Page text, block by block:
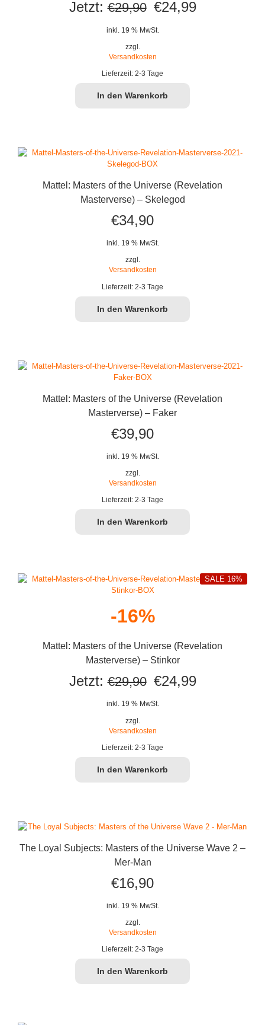
Jetzt: €29,90 Ursprünglicher
Preis
€29,90
€24,99Aktueller
inkl. 19 % MwSt.
zzgl.
Versandkosten
Lieferzeit: 2-3 Tage
In den Warenkorb
Mattel: Masters of the Universe (Revelation
Masterverse) – Skelegod
€34,90
inkl. 19 % MwSt.
zzgl.
Versandkosten
Lieferzeit: 2-3 Tage
In den Warenkorb
Mattel: Masters of the Universe (Revelation
Masterverse) – Faker
€39,90
inkl. 19 % MwSt.
zzgl.
Versandkosten
Lieferzeit: 2-3 Tage
In den Warenkorb
-16%
Mattel: Masters of the Universe (Revelation
Masterverse) – Stinkor
SALE 16%
Jetzt: €29,90 Ursprünglicher
Preis
€29,90
€24,99Aktueller
inkl. 19 % MwSt.
zzgl.
Versandkosten
Lieferzeit: 2-3 Tage
In den Warenkorb
The Loyal Subjects: Masters of the Universe Wave 2 –
Mer-Man
€16,90
inkl. 19 % MwSt.
zzgl.
Versandkosten
Lieferzeit: 2-3 Tage
In den Warenkorb